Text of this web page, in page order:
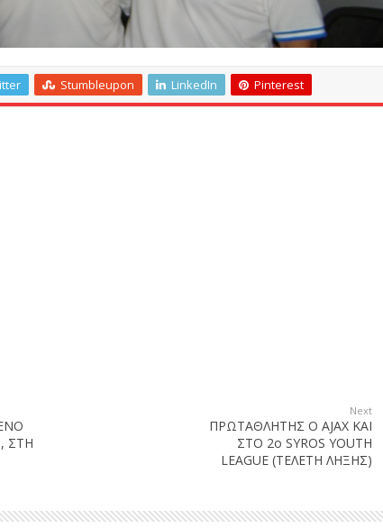
Stumbleupon LinkedIn Pinterest
ΣΤΗ
Next
ΠΡΩΤΑΘΛΗΤΗΣ Ο AJAX ΚΑΙ
ΣΤΟ 2ο SYROS YOUTH
LEAGUE (ΤΕΛΕΤΗ ΛΗΞΗΣ)